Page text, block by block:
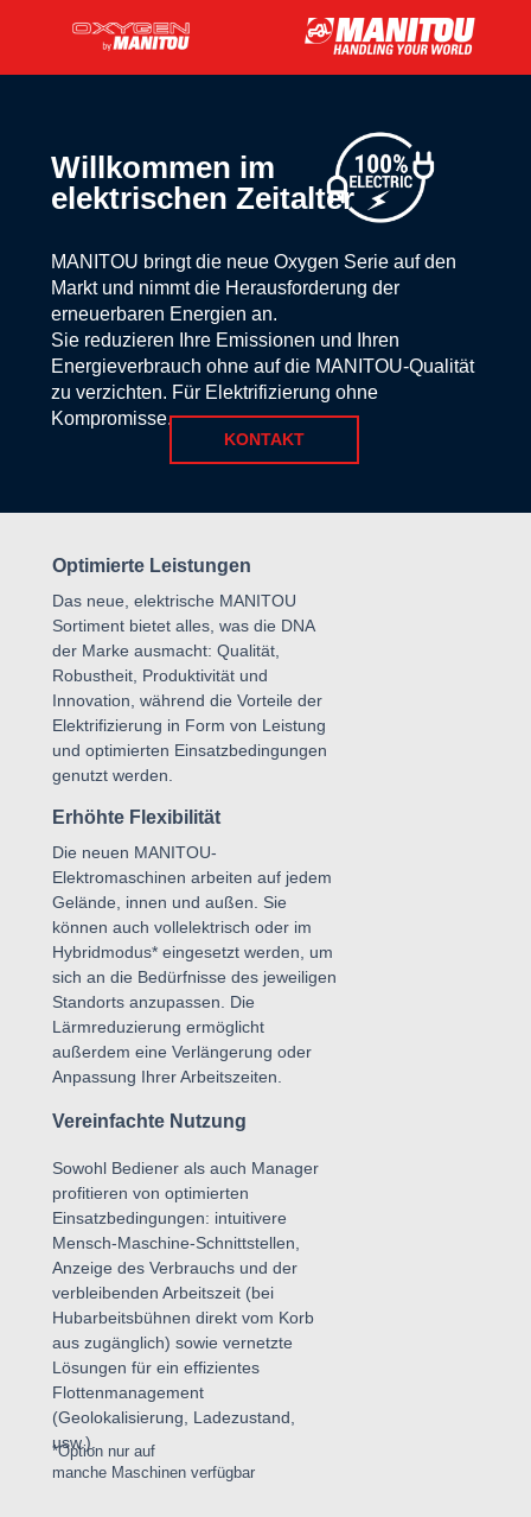
Willkommen im
elektrischen Zeitalter
MANITOU bringt die neue Oxygen Serie auf den
Markt und nimmt die Herausforderung der
erneuerbaren Energien an.
Sie reduzieren Ihre Emissionen und Ihren
Energieverbrauch ohne auf die MANITOU-Qualität
zu verzichten. Für Elektrifizierung ohne
Kompromisse.
KONTAKT
Optimierte Leistungen
Erhöhte Flexibilität
Vereinfachte Nutzung
Das neue, elektrische MANITOU
Sortiment bietet alles, was die DNA
der Marke ausmacht: Qualität,
Robustheit, Produktivität und
Innovation, während die Vorteile der
Elektrifizierung in Form von Leistung
und optimierten Einsatzbedingungen
genutzt werden.
Die neuen MANITOU-
Elektromaschinen arbeiten auf jedem
Gelände, innen und außen. Sie
können auch vollelektrisch oder im
Hybridmodus* eingesetzt werden, um
sich an die Bedürfnisse des jeweiligen
Standorts anzupassen. Die
Lärmreduzierung ermöglicht
außerdem eine Verlängerung oder
Anpassung Ihrer Arbeitszeiten.
Sowohl Bediener als auch Manager
profitieren von optimierten
Einsatzbedingungen: intuitivere
Mensch-Maschine-Schnittstellen,
Anzeige des Verbrauchs und der
verbleibenden Arbeitszeit (bei
Hubarbeitsbühnen direkt vom Korb
aus zugänglich) sowie vernetzte
Lösungen für ein effizientes
Flottenmanagement
(Geolokalisierung, Ladezustand,
usw.).
*Option nur auf
manche Maschinen verfügbar